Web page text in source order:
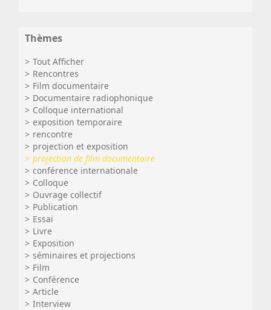
Thèmes
Tout Afficher
Rencontres
Film documentaire
Documentaire radiophonique
Colloque international
exposition temporaire
rencontre
projection et exposition
projection de film documentaire
conférence internationale
Colloque
Ouvrage collectif
Publication
Essai
Livre
Exposition
séminaires et projections
Film
Conférence
Article
Interview